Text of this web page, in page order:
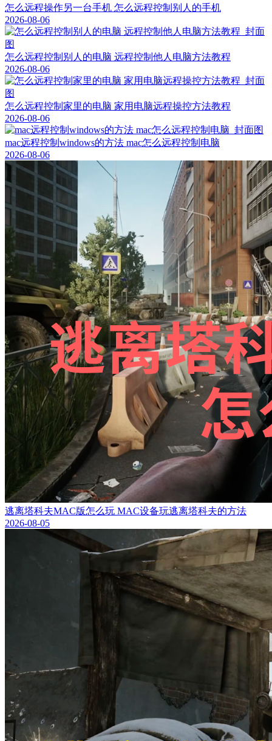
怎么远程操作另一台手机 怎么远程控制别人的手机
2026-08-06
怎么远程控制别人的电脑 远程控制他人电脑方法教程
2026-08-06
怎么远程控制家里的电脑 家用电脑远程操控方法教程
2026-08-06
mac远程控制windows的方法 mac怎么远程控制电脑
2026-08-06
逃离塔科夫MAC版怎么玩 MAC设备玩逃离塔科夫的方法
2026-08-05